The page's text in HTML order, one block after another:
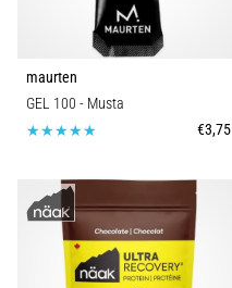
maurten
GEL 100 - Musta
€3,75